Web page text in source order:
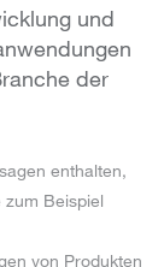
und
der
enthalten,
Beispiel
von Produkten